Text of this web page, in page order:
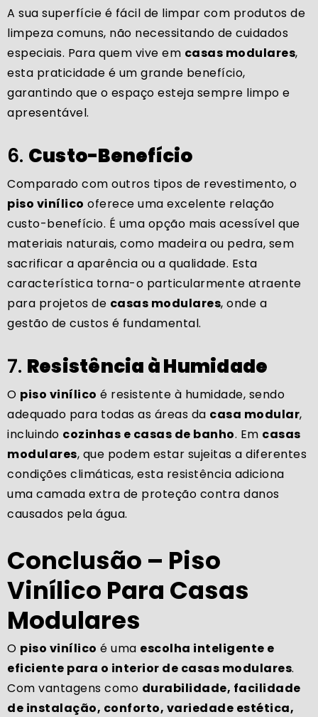
A sua superfície é fácil de limpar com produtos de
limpeza comuns, não necessitando de cuidados
especiais. Para quem vive em casas modulares,
esta praticidade é um grande benefício,
garantindo que o espaço esteja sempre limpo e
apresentável.
6. Custo-Benefício
Comparado com outros tipos de revestimento, o
piso vinílico oferece uma excelente relação
custo-benefício. É uma opção mais acessível que
materiais naturais, como madeira ou pedra, sem
sacrificar a aparência ou a qualidade. Esta
característica torna-o particularmente atraente
para projetos de casas modulares, onde a
gestão de custos é fundamental.
7. Resistência à Humidade
O piso vinílico é resistente à humidade, sendo
adequado para todas as áreas da casa modular,
incluindo cozinhas e casas de banho. Em casas
modulares, que podem estar sujeitas a diferentes
condições climáticas, esta resistência adiciona
uma camada extra de proteção contra danos
causados pela água.
Conclusão – Piso
Vinílico Para Casas
Modulares
O piso vinílico é uma escolha inteligente e
eficiente para o interior de casas modulares.
Com vantagens como durabilidade, facilidade
de instalação, conforto, variedade estética,